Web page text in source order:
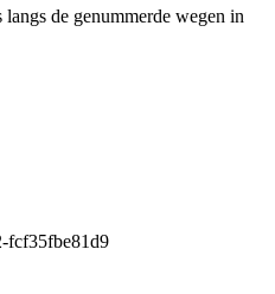
de genummerde wegen in
fcf35fbe81d9